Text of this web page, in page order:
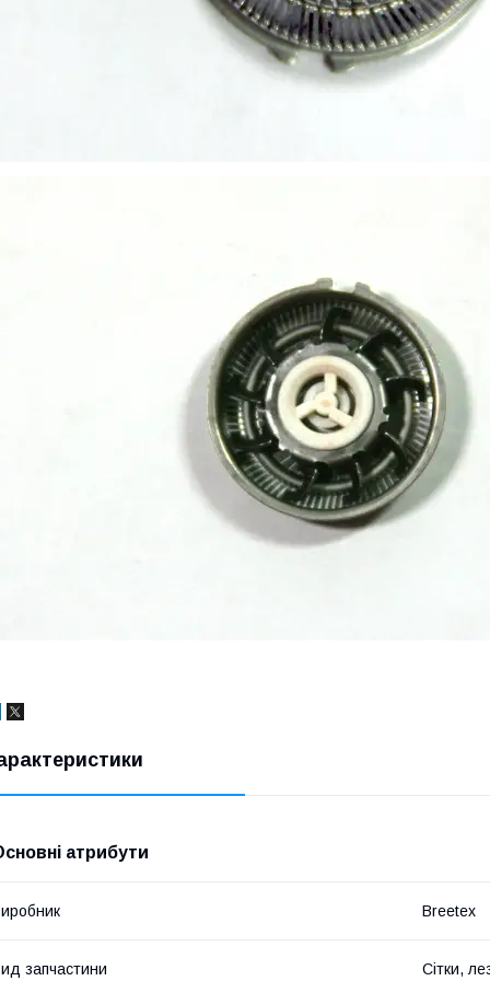
атрибути
Breetex
запчастини Сітки,